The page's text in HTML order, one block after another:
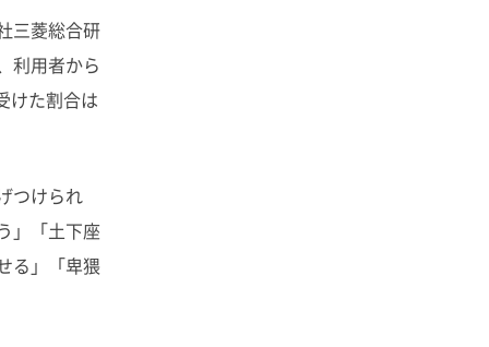
三菱総合研
利用者から
けた割合は
つけられ
」「土下座
る」「卑猥